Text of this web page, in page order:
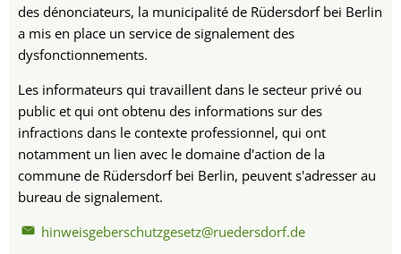
des dénonciateurs, la municipalité de Rüdersdorf bei Berlin
a mis en place un service de signalement des
dysfonctionnements.
Les informateurs qui travaillent dans le secteur privé ou
public et qui ont obtenu des informations sur des
infractions dans le contexte professionnel, qui ont
notamment un lien avec le domaine d'action de la
commune de Rüdersdorf bei Berlin, peuvent s'adresser au
bureau de signalement.
hinweisgeberschutzgesetz@ruedersdorf.de